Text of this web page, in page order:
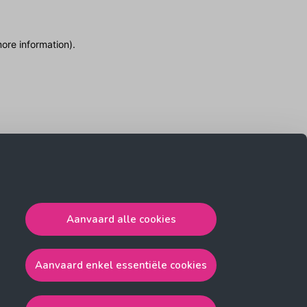
Aanvaard alle cookies
Aanvaard enkel essentiële cookies
information).